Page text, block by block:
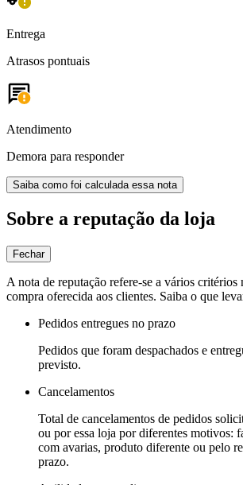
Entrega
Atrasos pontuais
Atendimento
Demora para responder
Saiba como foi calculada essa nota
Sobre a reputação da loja
Fechar
A nota de reputação refere-se a vários critérios
compra oferecida aos clientes. Saiba o que
Pedidos entregues no prazo
Pedidos que foram despachados e
previsto.
Cancelamentos
Total de cancelamentos de pedidos
ou por essa loja por diferentes motivos:
com avarias, produto diferente ou pelo
prazo.